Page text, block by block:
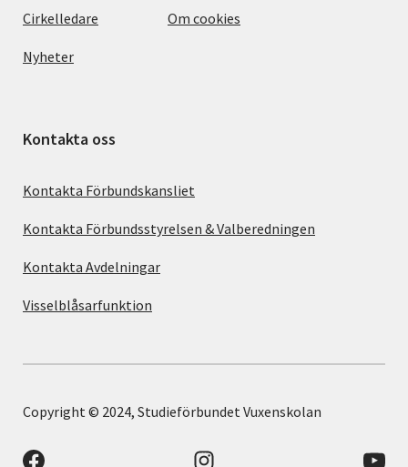
Cirkelledare
Nyheter
Om cookies
Kontakta oss
Kontakta Förbundskansliet
Kontakta Förbundsstyrelsen & Valberedningen
Kontakta Avdelningar
Visselblåsarfunktion
Copyright © 2024, Studieförbundet Vuxenskolan